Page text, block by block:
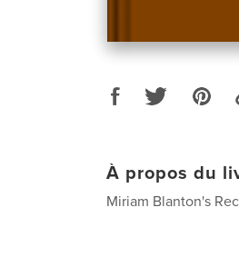
À propos du
Miriam Blanton's